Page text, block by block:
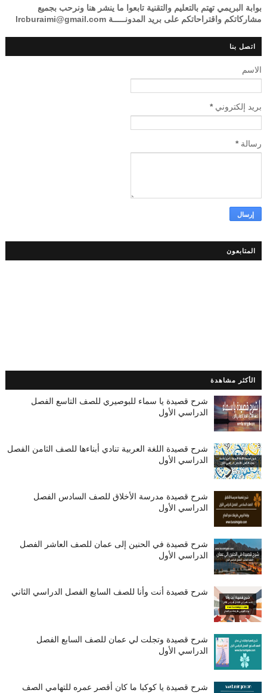
بوابة البريمي تهتم بالتعليم والتقنية تابعوا ما ينشر هنا ونرحب بجميع
مشاركاتكم واقتراحاتكم على بريد المدونـــــة lrcburaimi@gmail.com
اتصل بنا
الاسم
بريد إلكتروني*
رسالة*
المتابعون
الأكثر مشاهدة
شرح قصيدة يا سماء للبوصيري للصف التاسع الفصل
الدراسي الأول
شرح قصيدة اللغة العربية تنادي أبناءها للصف الثامن الفصل
الدراسي الأول
شرح قصيدة مدرسة الأخلاق للصف السادس الفصل
الدراسي الأول
شرح قصيدة في الحنين إلى عمان للصف العاشر الفصل
الدراسي الأول
شرح قصيدة أنت وأنا للصف السابع الفصل الدراسي الثاني
شرح قصيدة وتجلت لي عمان للصف السابع الفصل
الدراسي الأول
شرح قصيدة يا كوكبا ما كان أقصر عمره للتهامي الصف